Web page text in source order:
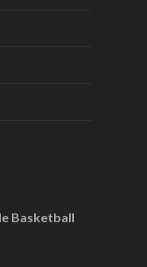
Basketball